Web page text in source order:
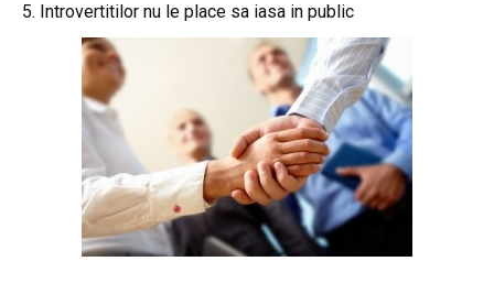
5. Introvertitilor nu le place sa iasa in public